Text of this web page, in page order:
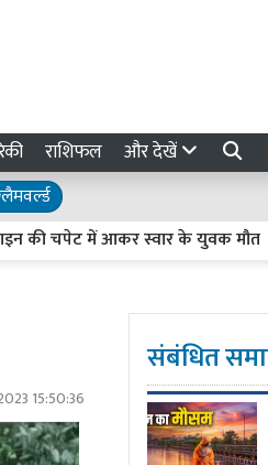
राशिफल और देखें
चपेट में आकर स्वार के युवक मौत
15:50:36
संबंधित